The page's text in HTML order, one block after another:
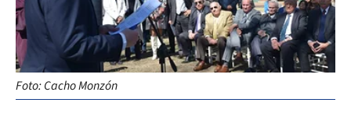
Foto: Cacho Monzón